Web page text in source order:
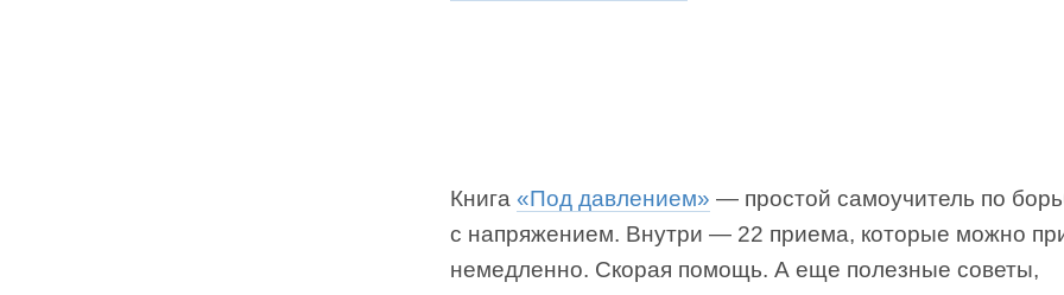
Книга «Под давлением» — простой самоучитель по
с напряжением. Внутри — 22 приема, которые можно
немедленно. Скорая помощь. А еще полезные советы,